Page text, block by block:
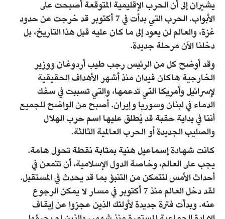
يشيران إلى أن الحرب الإقليمية المتوقعة أصبحت على
الأبواب. الحرب التي بدأت في 7 أكتوبر قد خرجت عن حدود
غزة، والعالم لن يعود إلى ما كان عليه قبل هذا التاريخ، بل
دخلنا الآن مرحلة جديدة.
وقد أوضح كل من الرئيس رجب طيب أردوغان ووزير
الخارجية هاكان فيدان منذ أشهر الأهداف الحقيقية
لإسرائيل وأمريكا التي تدعمها، والتي تسببت في سفك
الدماء في لبنان وسوريا وإيران. أصبح من الواضح للجميع
أننا في بداية حقبة قد يُطلق عليها اسم حرب الهلال
والصليب الجديدة أو الحرب العالمية الثالثة.
كانت شهادة إسماعيل هنية بمثابة نقطة تحول هامة.
يجب على العالم، وخاصة الدول الإسلامية، أن تتمعن في
أحداث الأمس لتتمكن من التنبؤ بما قد يحدث في المستقبل.
لقد دخل العالم منذ 7 أكتوبر في مسار لا يمكن الرجوع
عنه. وبدأت فترة جديدة لأولئك الذين عجزوا عن إيقاف